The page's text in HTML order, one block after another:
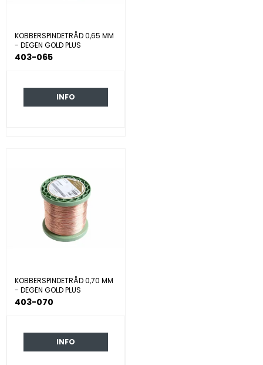
KOBBERSPINDETRÅD 0,65 MM
- DEGEN GOLD PLUS
403-065
INFO
KOBBERSPINDETRÅD 0,70 MM
- DEGEN GOLD PLUS
403-070
INFO